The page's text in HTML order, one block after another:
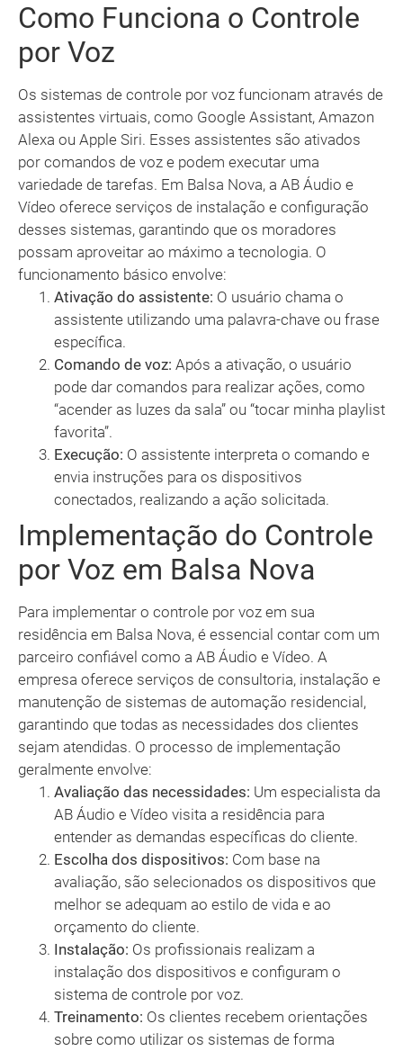
Como Funciona o Controle
por Voz
Os sistemas de controle por voz funcionam através de
assistentes virtuais, como Google Assistant, Amazon
Alexa ou Apple Siri. Esses assistentes são ativados
por comandos de voz e podem executar uma
variedade de tarefas. Em Balsa Nova, a AB Áudio e
Vídeo oferece serviços de instalação e configuração
desses sistemas, garantindo que os moradores
possam aproveitar ao máximo a tecnologia. O
funcionamento básico envolve:
Ativação do assistente: O usuário chama o
assistente utilizando uma palavra-chave ou frase
específica.
Comando de voz: Após a ativação, o usuário
pode dar comandos para realizar ações, como
“acender as luzes da sala” ou “tocar minha playlist
favorita”.
Execução: O assistente interpreta o comando e
envia instruções para os dispositivos
conectados, realizando a ação solicitada.
Implementação do Controle
por Voz em Balsa Nova
Para implementar o controle por voz em sua
residência em Balsa Nova, é essencial contar com um
parceiro confiável como a AB Áudio e Vídeo. A
empresa oferece serviços de consultoria, instalação e
manutenção de sistemas de automação residencial,
garantindo que todas as necessidades dos clientes
sejam atendidas. O processo de implementação
geralmente envolve:
Avaliação das necessidades: Um especialista da
AB Áudio e Vídeo visita a residência para
entender as demandas específicas do cliente.
Escolha dos dispositivos: Com base na
avaliação, são selecionados os dispositivos que
melhor se adequam ao estilo de vida e ao
orçamento do cliente.
Instalação: Os profissionais realizam a
instalação dos dispositivos e configuram o
sistema de controle por voz.
Treinamento: Os clientes recebem orientações
sobre como utilizar os sistemas de forma